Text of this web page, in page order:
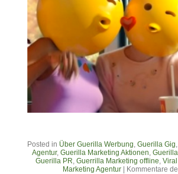
Posted in Über Guerilla Werbung Guerilla Gig
Agentur, Guerilla Marketing Aktionen
Guerilla PR Guerrilla Marketing offline
Marketing Agentur| Kommentare